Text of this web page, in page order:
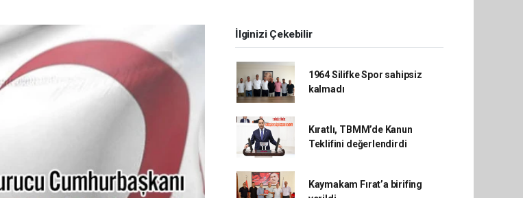
İlginizi Çekebilir
1964 Silifke Spor sahipsiz
kalmadı
Kıratlı, TBMM’de Kanun
Teklifini değerlendirdi
Kaymakam Fırat’a birifing